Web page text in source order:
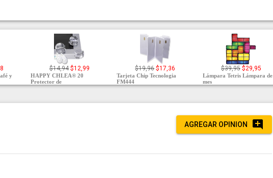
y
$14,94 $12,99
HAPPY CHLEA® 20
Protector de
$19,96 $17,36
Tarjeta Chip Tecnologia
FM444
$39,95 $29,95
Lámpara Tetris Lámpara de
mes
AGREGAR OPINION